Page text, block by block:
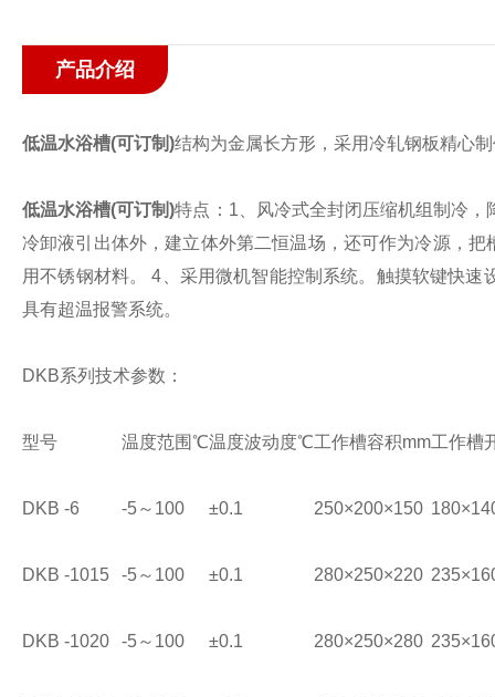
产品介绍
低温水浴槽(可订制)结构为金属长方形，采用冷轧钢板精心
低温水浴槽(可订制)特点： 1、风冷式全封闭压缩机组制冷
冷卸液引出体外，建立体外第二恒温场，还可作为冷源，
用不锈钢材料。4、采用微机智能控制系统。触摸软键快速
具有超温报警系统。
DKB系列技术参数：
型号 温度范围 ℃温度波动度℃工作槽容积mm工作槽
DKB -6 -5～100 ±0.1 250×200×150
DKB -1015 -5～100 ±0.1 280×250×220
DKB -1020 -5～100 ±0.1 280×250×280